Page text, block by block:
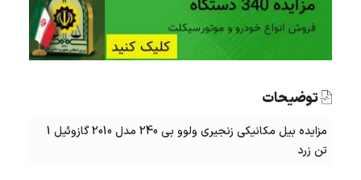
توضیحات
مزایده بیل مکانیکی زنجیری ولوو بی 240 مدل 2010 گازوئیل 1
تن زرد